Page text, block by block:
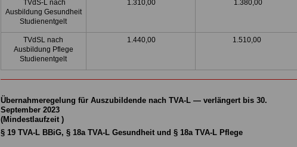
TVdS-L nach
Ausbildung Gesundheit
Studienentgelt
1.310,00 1.380,00
TVdSL nach
Ausbildung Pflege
Studienentgelt
1.440,00 1.510,00
Übernahmeregelung für Auszubildende nach TVA-L — verlängert bis 30.
September 2023
(Mindestlaufzeit )
§ 19 TVA-L BBiG, § 18a TVA-L Gesundheit und § 18a TVA-L Pflege